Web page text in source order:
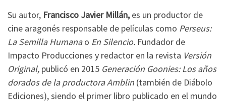
Su autor, Francisco Javier Millán,es un productor de
cine aragonés responsable de películas como Perseus:
La Semilla Humanao En Silencio. Fundador de
Impacto Producciones y redactor en la revista Versión
Original, publicó en 2015 Generación Goonies: Los años
dorados de la productora Amblin (también de Diábolo
Ediciones), siendo el primer libro publicado en el mundo